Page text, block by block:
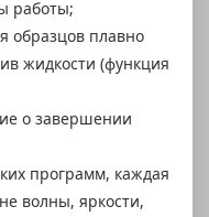
работы;
образцов плавно
жидкости (функция
о завершении
программ, каждая
волны, яркости,